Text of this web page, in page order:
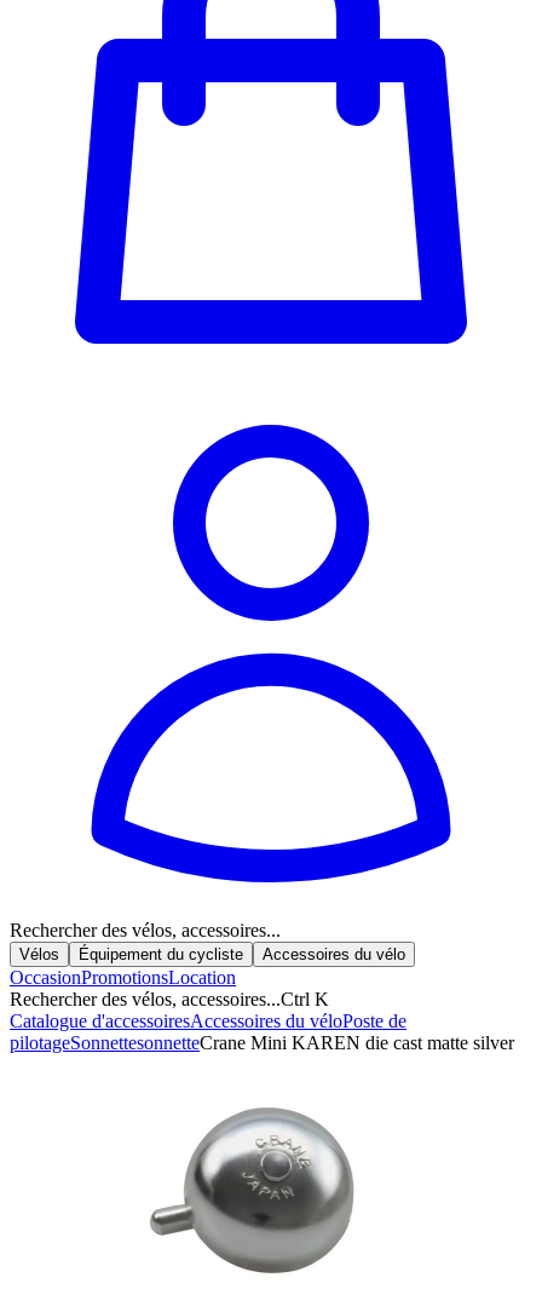
Rechercher des vélos, accessoires...
Vélos Équipement du cycliste Accessoires du vélo
OccasionPromotionsLocation
Rechercher des vélos, accessoires...Ctrl K
Catalogue d'accessoiresAccessoires du véloPoste de
pilotageSonnettesonnetteCrane Mini KAREN die cast matte silver